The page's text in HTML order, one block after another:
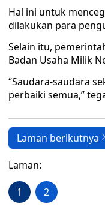
Hal ini untuk
dilakukan para
Selain itu,
Badan Usaha Milik
“Saudara-saudara
perbaiki semua,”
Laman berikutnya
Laman:
1 2